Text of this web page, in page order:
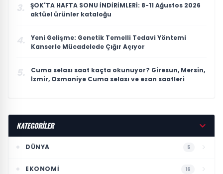
3.
ŞOK'TA HAFTA SONU İNDİRİMLERİ: 8-11 Ağustos 2026
aktüel ürünler kataloğu
4.
Yeni Gelişme: Genetik Temelli Tedavi Yöntemi
Kanserle Mücadelede Çığır Açıyor
5.
Cuma selası saat kaçta okunuyor? Giresun, Mersin,
İzmir, Osmaniye Cuma selası ve ezan saatleri
KATEGORİLER
DÜNYA 5
EKONOMI 16